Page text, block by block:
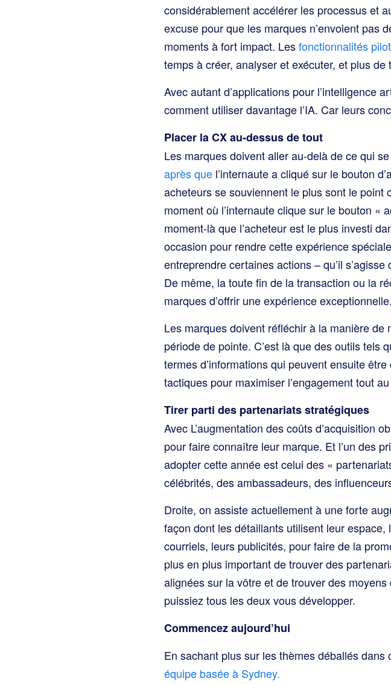
considérablement accélérer les processus et
excuse pour que les marques n’envoient pas
moments à fort impact. Lesfonctionnalités
temps à créer, analyser et exécuter, et plus
Avec autant d’applications pour l’intelligence
comment utiliser davantage l’IA. Car leurs
Placer la CX au-dessus de tout
Les marques doivent aller au-delà de ce qui
après que l’internaute a cliqué sur le bouton
acheteurs se souviennent le plus sont le
moment où l’internaute clique sur le bouton «
moment-là que l’acheteur est le plus investi
occasion pour rendre cette expérience
entreprendre certaines actions – qu’il
De même, la toute fin de la transaction ou la
marques d’offrir une expérience exceptionnelle.
Les marques doivent réfléchir à la manière de
période de pointe. C’est là que des outils tels
termes d’informations qui peuvent ensuite
tactiques pour maximiser l’engagement tout
Tirer parti des partenariats stratégiques
Avec L’augmentation des coûts d’acquisition
pour faire connaître leur marque. Et l’un des
adopter cette année est celui des «
célébrités, des ambassadeurs, des
Droite, on assiste actuellement à une forte
façon dont les détaillants utilisent leur
courriels, leurs publicités, pour faire de la
plus en plus important de trouver des
alignées sur la vôtre et de trouver des
puissiez tous les deux vous développer.
Commencez aujourd’hui
En sachant plus sur les thèmes déballés
équipe basée à Sydney.